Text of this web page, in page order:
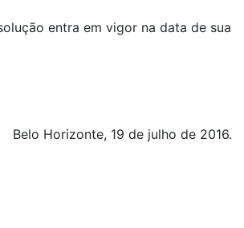
entra em vigor na data de sua
Belo Horizonte, 19 de julho de 2016.